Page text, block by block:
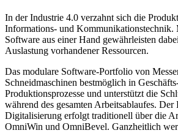
In der Industrie 4.0 verzahnt sich die
Informations- und Kommunikationstechnik.
Software aus einer Hand gewährleisten
Auslastung vorhandener Ressourcen.
Das modulare Software-Portfolio von
Schneidmaschinen bestmöglich in
Produktionsprozesse und unterstützt die
während des gesamten Arbeitsablaufes. Der
Digitalisierung erfolgt traditionell über die
OmniWin und OmniBevel. Ganzheitlich